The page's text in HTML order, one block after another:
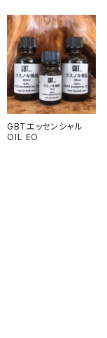
GBTエッセンシャル
OIL EO